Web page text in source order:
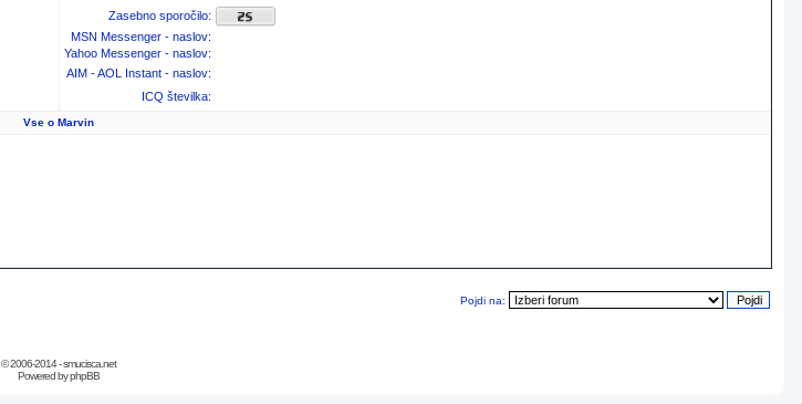
Zasebno sporočilo:
MSN Messenger - naslov:
Yahoo Messenger - naslov:
AIM - AOL Instant - naslov:
ICQ številka:
Vse o Marvin
Pojdi na:
© 2006-2014 - smucisca.net
Powered by phpBB